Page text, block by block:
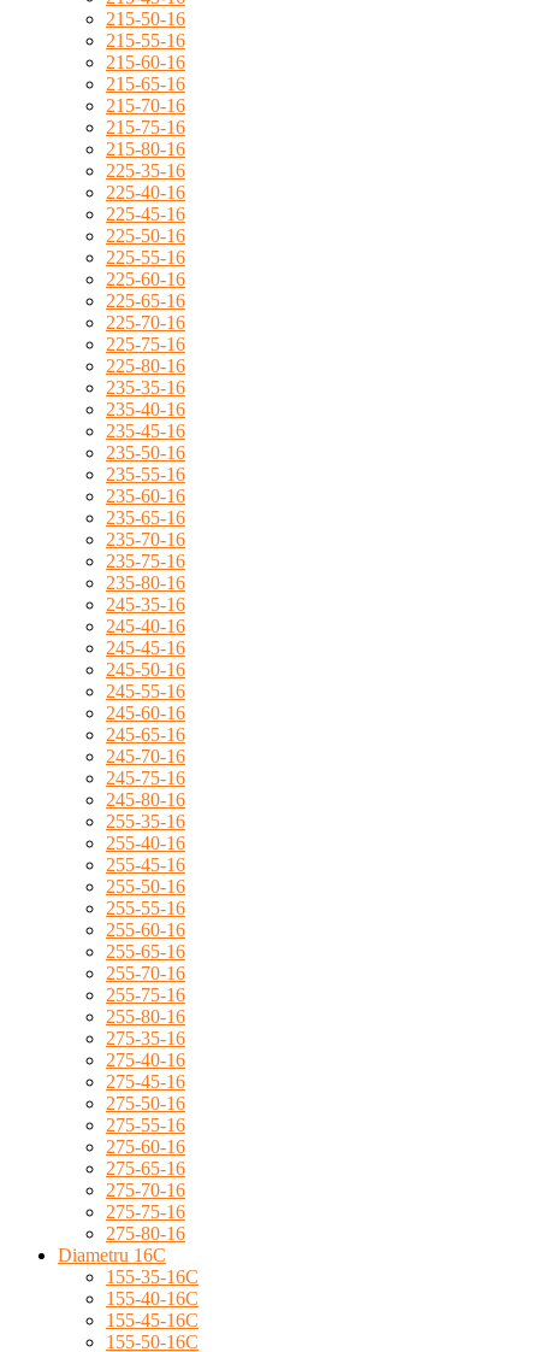
215-50-16
215-55-16
215-60-16
215-65-16
215-70-16
215-75-16
215-80-16
225-35-16
225-40-16
225-45-16
225-50-16
225-55-16
225-60-16
225-65-16
225-70-16
225-75-16
225-80-16
235-35-16
235-40-16
235-45-16
235-50-16
235-55-16
235-60-16
235-65-16
235-70-16
235-75-16
235-80-16
245-35-16
245-40-16
245-45-16
245-50-16
245-55-16
245-60-16
245-65-16
245-70-16
245-75-16
245-80-16
255-35-16
255-40-16
255-45-16
255-50-16
255-55-16
255-60-16
255-65-16
255-70-16
255-75-16
255-80-16
275-35-16
275-40-16
275-45-16
275-50-16
275-55-16
275-60-16
275-65-16
275-70-16
275-75-16
275-80-16
Diametru 16C
155-35-16C
155-40-16C
155-45-16C
155-50-16C